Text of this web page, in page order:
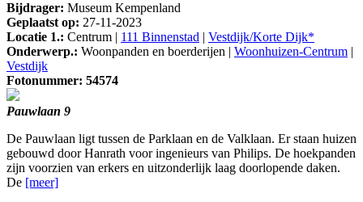
Bijdrager: Museum Kempenland
Geplaatst op: 27-11-2023
Locatie 1.: Centrum | 111 Binnenstad | Vestdijk/Korte Dijk*
Onderwerp.: Woonpanden en boerderijen | Woonhuizen-Centrum |
Vestdijk
Fotonummer: 54574
Pauwlaan 9
De Pauwlaan ligt tussen de Parklaan en de Valklaan. Er staan huizen
gebouwd door Hanrath voor ingenieurs van Philips. De hoekpanden
zijn voorzien van erkers en uitzonderlijk laag doorlopende daken.
De [meer]